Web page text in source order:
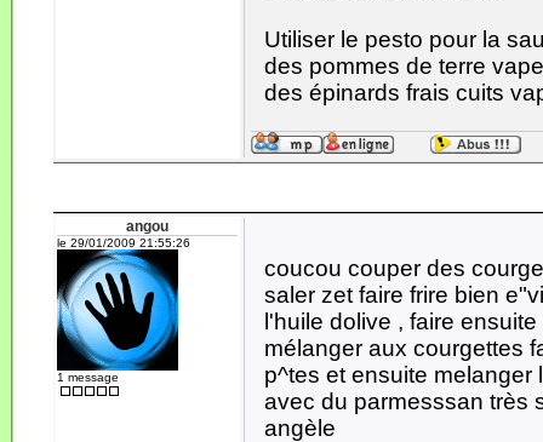
Utiliser le pesto pour la
des pommes de terre
des épinards frais cuits
angou
le 29/01/2009 21:55:26
1 message
coucou couper des
saler zet faire frire bien
l'huile dolive , faire
mélanger aux courgettes
p^tes et ensuite melanger
avec du parmesssan très
angèle